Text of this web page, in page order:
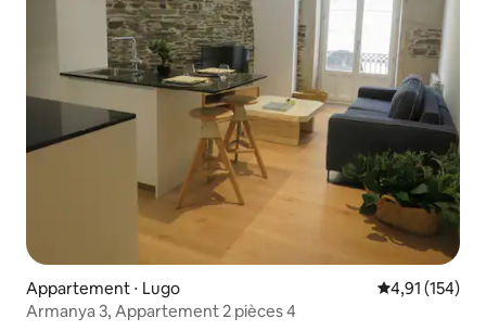
Appartement ⋅ Lugo Évaluation
4,91 (154)
Armanya 3, Appartement 2 pièces 4